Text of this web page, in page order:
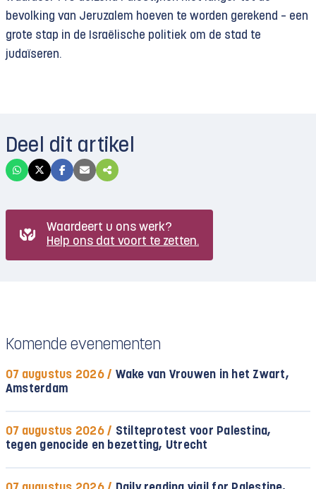
bevolking van Jeruzalem hoeven te worden gerekend – een
grote stap in de Israëlische politiek om de stad te
judaïseren.
Deel dit artikel
Waardeert u ons werk?
Help ons dat voort te zetten.
Komende evenementen
07 augustus 2026 / Wake van Vrouwen in het Zwart,
Amsterdam
07 augustus 2026 / Stilteprotest voor Palestina,
tegen genocide en bezetting, Utrecht